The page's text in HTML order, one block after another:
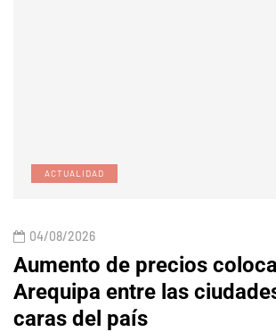
ACTUALIDAD
04/08/2026
Aumento de precios
Arequipa entre las
caras del país